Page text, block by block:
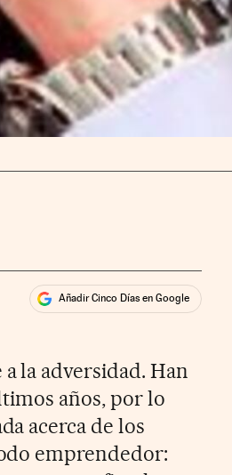
Añadir Cinco Días en Google
la adversidad. Han
años, por lo
acerca de los
emprendedor: